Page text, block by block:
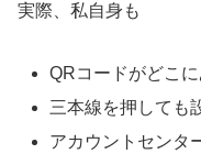
実際、私自身も
QRコードがどこ
三本線を押しても
アカウントセンタ